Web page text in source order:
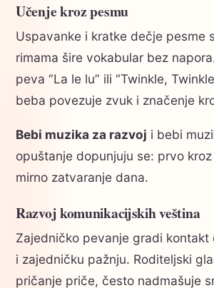
Učenje kroz pesmu
Uspavanke i kratke dečje pesme
rimama šire vokabular bez
peva “La le lu” ili “Twinkle,
beba povezuje zvuk i značenje
Bebi muzika za razvoj i bebi
opuštanje dopunjuju se: prvo
mirno zatvaranje dana.
Razvoj komunikacijskih veština
Zajedničko pevanje gradi kontakt
i zajedničku pažnju. Roditeljski
pričanje priče, često nadmašuje